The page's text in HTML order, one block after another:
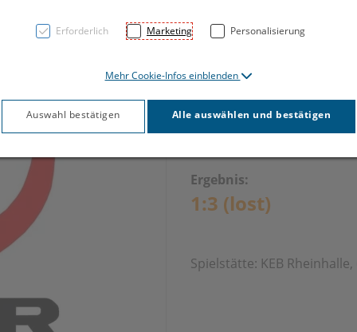
EHC
Ergebnis:
1:3 (lost)
Spielstätte: KEB
Erforderlich Marketing Personalisierung
Mehr Cookie-Infos einblenden
Auswahl bestätigen Alle auswählen und bestätigen